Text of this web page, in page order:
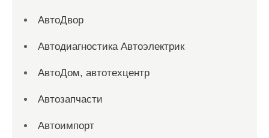
АвтоДвор
Автодиагностика Автоэлектрик
АвтоДом, автотехцентр
Автозапчасти
Автоимпорт